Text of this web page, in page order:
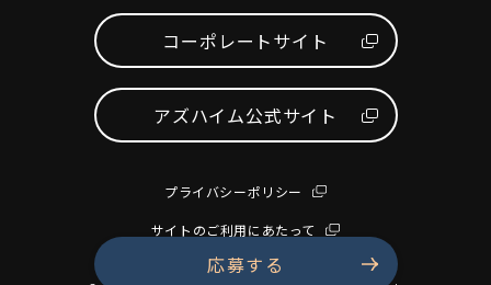
応募する
コーポレートサイト
アズハイム公式サイト
プライバシーポリシー
サイトのご利用にあたって